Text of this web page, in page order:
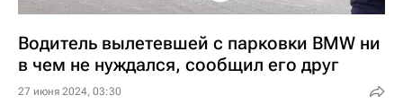
Водитель вылетевшей с парковки BMW ни
в чем не нуждался, сообщил его друг
27 июня 2024, 03:30